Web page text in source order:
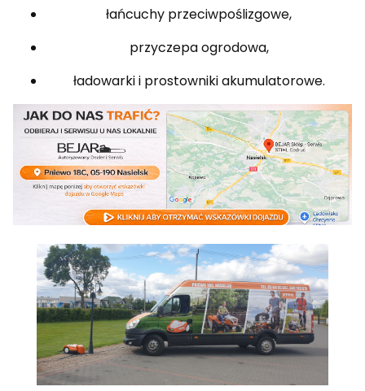
łańcuchy przeciwpoślizgowe,
przyczepa ogrodowa,
ładowarki i prostowniki akumulatorowe.